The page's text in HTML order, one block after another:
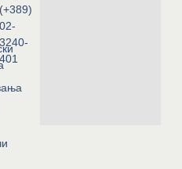
(+389)
02-
3240-
401